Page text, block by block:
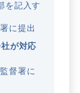
を記入す
に提出
が対応
督署に